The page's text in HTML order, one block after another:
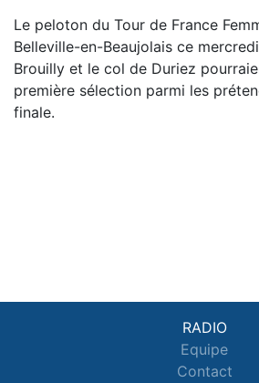
Le peloton du Tour de France
Belleville-en-Beaujolais ce
Brouilly et le col de Duriez
première sélection parmi les
finale.
RADIO
Equipe
Contact